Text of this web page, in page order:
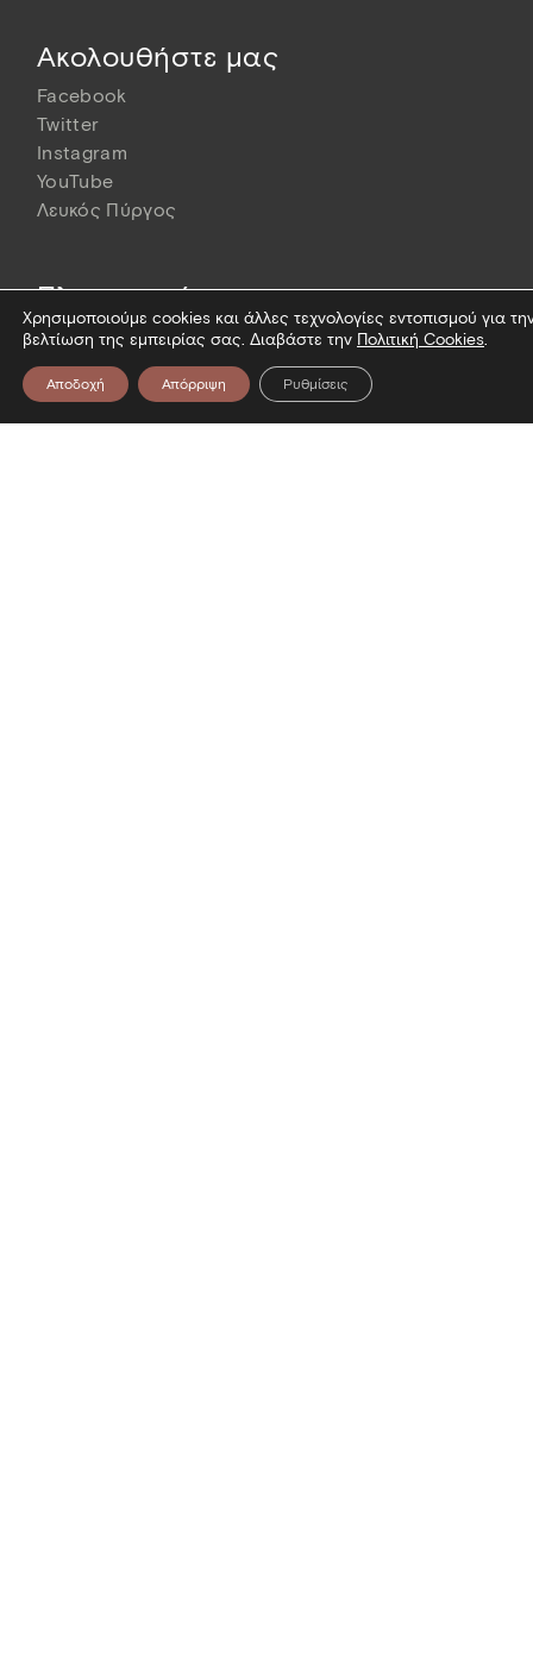
Ακολουθήστε μας
Facebook
Twitter
Instagram
YouTube
Λευκός Πύργος
Πληροφορίες
Επίσκεψη
Επικοινωνία
Όροι χρήσης
Πολιτική Cookies
Χρησιμοποιούμε cookies και άλλες τεχνολογίες εντοπισμού για
βελτίωση της εμπειρίας σας. Διαβάστε την Πολιτική Cookies.
Αποδοχή Απόρριψη Ρυθμίσεις